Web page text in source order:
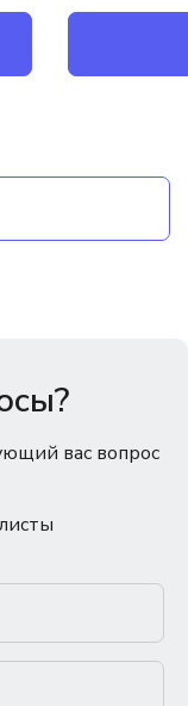
вас вопрос